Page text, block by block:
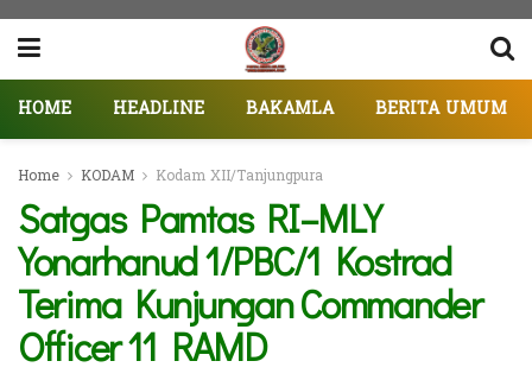
HOME HEADLINE BAKAMLA BERITA UMUM
Home KODAM Kodam XII/Tanjungpura
Satgas Pamtas RI–MLY
Yonarhanud 1/PBC/1 Kostrad
Terima Kunjungan Commander
Officer 11 RAMD